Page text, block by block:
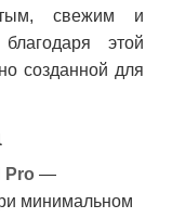
свежим и
этой
созданной для
—
минимальном